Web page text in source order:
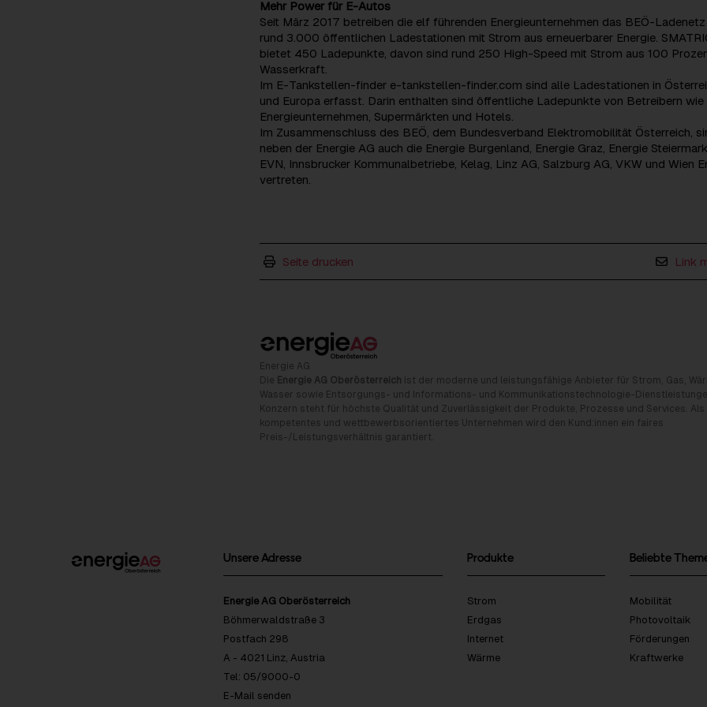
Mehr Power für E-Autos
Seit März 2017 betreiben die elf führenden Energieunternehmen das BEÖ-
rund 3.000 öffentlichen Ladestationen mit Strom aus erneuerbarer Energie.
bietet 450 Ladepunkte, davon sind rund 250 High-Speed mit Strom aus 100
Wasserkraft.
Im E-Tankstellen-finder e-tankstellen-finder.com sind alle Ladestationen in
und Europa erfasst. Darin enthalten sind öffentliche Ladepunkte von Betreibern wie
Energieunternehmen, Supermärkten und Hotels.
Im Zusammenschluss des BEÖ, dem Bundesverband Elektromobilität Österreich,
neben der Energie AG auch die Energie Burgenland, Energie Graz, Energie Steiermark,
EVN, Innsbrucker Kommunalbetriebe, Kelag, Linz AG, Salzburg AG, VKW und Wien
vertreten.
Seite drucken Link
Energie AG
Die Energie AG Oberösterreich ist der moderne und leistungsfähige Anbieter für Strom, Gas,
Wasser sowie Entsorgungs- und Informations- und Kommunikationstechnologie-
Konzern steht für höchste Qualität und Zuverlässigkeit der Produkte, Prozesse und Services. Als
kompetentes und wettbewerbsorientiertes Unternehmen wird den Kund:innen ein faires
Preis-/Leistungsverhältnis garantiert.
Unsere Adresse
Energie AG Oberösterreich
Böhmerwaldstraße 3
Postfach 298
A - 4021 Linz, Austria
Tel: 05/9000-0
E-Mail senden
Produkte
Strom
Erdgas
Internet
Wärme
Beliebte
Mobilität
Photovoltaik
Förderungen
Kraftwerke